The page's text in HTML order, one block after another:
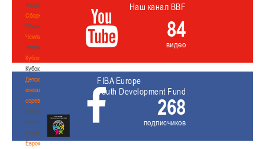
Федерация
Сборные
Сборные
Чемпионат
Чемпионат
Кубок
Кубок
Детско-
юношеские
соревнования
Детско-
юношеские
соревнования
Еврокубки
Наш канал BBF
84
видео
FIBA Europe
Youth Development Fund
268
подписчиков